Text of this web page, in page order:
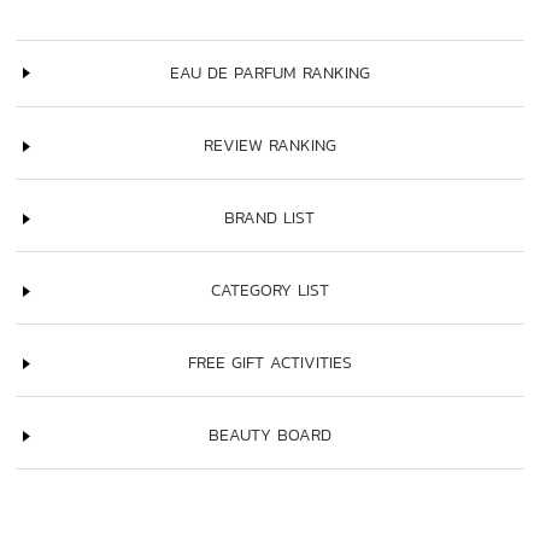
EAU DE PARFUM RANKING
REVIEW RANKING
BRAND LIST
CATEGORY LIST
FREE GIFT ACTIVITIES
BEAUTY BOARD